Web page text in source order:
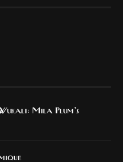
Mila Plum’s